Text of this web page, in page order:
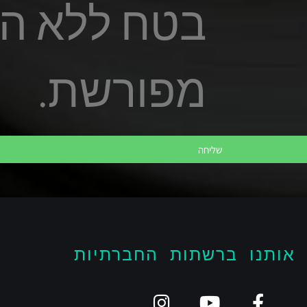
בטח ללא
מפורשת.
שליחה
אותנו ברשתות החברתיות